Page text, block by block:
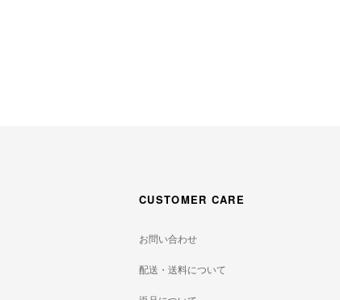
CUSTOMER CARE
お問い合わせ
配送・送料について